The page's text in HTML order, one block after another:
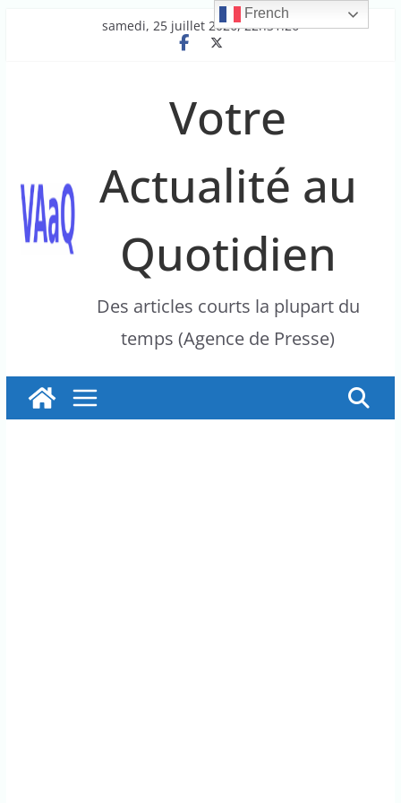
samedi, 25 juillet 2026, 22h31:26
Votre
Actualité au
Quotidien
Des articles courts la plupart du
temps (Agence de Presse)
French